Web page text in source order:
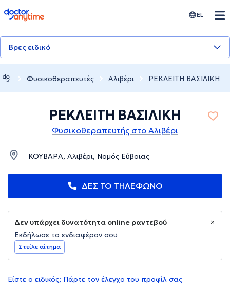
doctoranytime EL
Βρες ειδικό
Φυσικοθεραπευτές Αλιβέρι ΡΕΚΛΕΙΤΗ ΒΑΣΙΛΙΚΗ
ΡΕΚΛΕΙΤΗ ΒΑΣΙΛΙΚΗ
Φυσικοθεραπευτής στο Αλιβέρι
ΚΟΥΒΑΡΑ, Αλιβέρι, Νομός Εύβοιας
ΔΕΣ ΤΟ ΤΗΛΕΦΩΝΟ
Δεν υπάρχει δυνατότητα online ραντεβού
Εκδήλωσε το ενδιαφέρον σου
Στείλε αίτημα
Είστε ο ειδικός; Πάρτε τον έλεγχο του προφίλ σας